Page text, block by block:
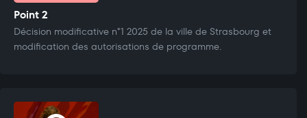
Point 2
Décision modificative n°1 2025 de la ville de Strasbourg et
modification des autorisations de programme.